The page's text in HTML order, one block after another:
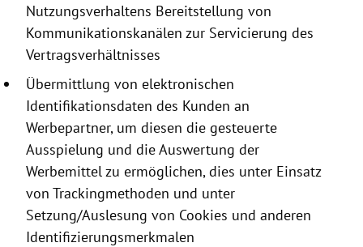
Nutzungsverhaltens Bereitstellung von
Kommunikationskanälen zur Servicierung des
Vertragsverhältnisses
Übermittlung von elektronischen
Identifikationsdaten des Kunden an
Werbepartner, um diesen die gesteuerte
Ausspielung und die Auswertung der
Werbemittel zu ermöglichen, dies unter Einsatz
von Trackingmethoden und unter
Setzung/Auslesung von Cookies und anderen
Identifizierungsmerkmalen